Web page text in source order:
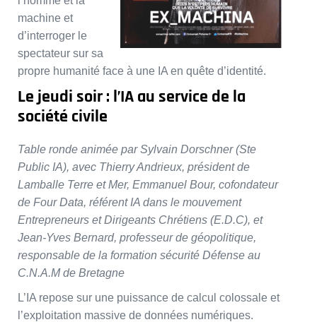
machine et
d’interroger le
spectateur sur sa
propre humanité face à une IA en quête d’identité.
Le jeudi soir : l’IA au service de la
société civile
Table ronde animée par Sylvain Dorschner (Ste
Public IA), avec Thierry Andrieux, président de
Lamballe Terre et Mer, Emmanuel Bour, cofondateur
de Four Data, référent IA dans le mouvement
Entrepreneurs et Dirigeants Chrétiens (E.D.C), et
Jean-Yves Bernard, professeur de géopolitique,
responsable de la formation sécurité Défense au
C.N.A.M de Bretagne
L’IA repose sur une puissance de calcul colossale et
l’exploitation massive de données numériques.